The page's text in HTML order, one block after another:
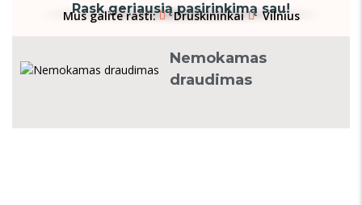
Rask geriausią pasirinkimą sau!
Mus galite rasti: Druskininkai Vilnius
Nemokamas
draudimas